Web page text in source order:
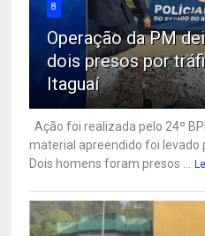
8
Operação da PM
dois presos por
Itaguaí
Ação foi realizada pelo 24º
material apreendido foi levado
Dois homens foram presos ...